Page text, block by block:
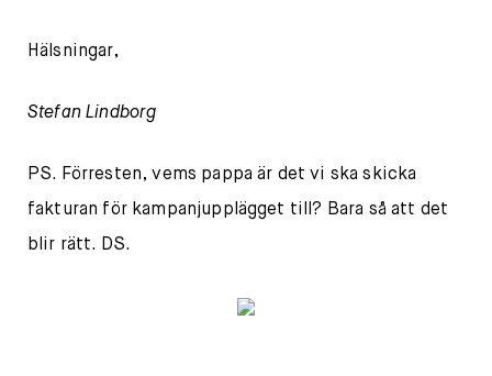
Hälsningar,
Stefan Lindborg
PS. Förresten, vems pappa är det vi ska skicka
fakturan för kampanjupplägget till? Bara så att det
blir rätt. DS.